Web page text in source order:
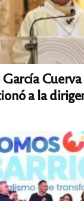
García
a la